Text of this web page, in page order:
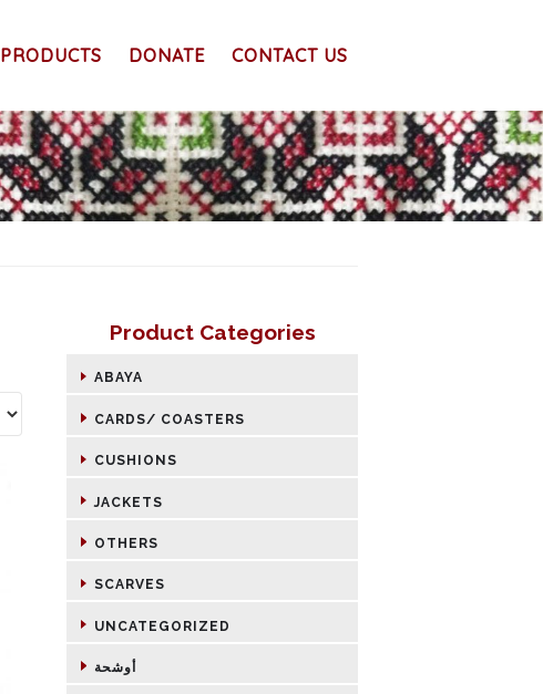
PRODUCTS DONATE CONTACT US
Product Categories
ABAYA
CARDS/ COASTERS
CUSHIONS
JACKETS
OTHERS
SCARVES
UNCATEGORIZED
أوشحة